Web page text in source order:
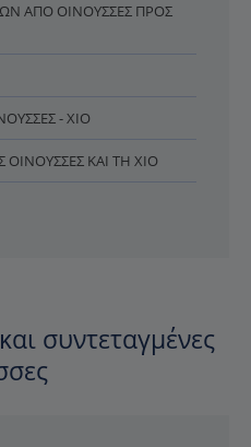
ΑΠΌ ΟΙΝΟΎΣΣΕΣ ΠΡΟΣ
- ΧΊΟ
ΚΑΙ ΤΗ ΧΊΟ
συντεταγμένες